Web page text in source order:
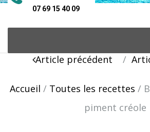
07 69 15 40 09
Article précédent
Accueil / Toutes les recettes /
piment créole